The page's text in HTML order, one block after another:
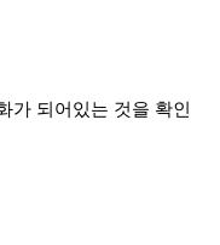
가 되어있는 것을 확인